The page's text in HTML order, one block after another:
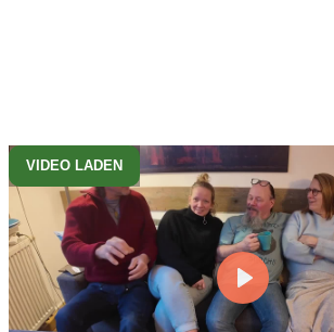
VIDEO LADEN
AUDIO -
Zu den Kogresspaketen ab 39,- EUR
Biografie